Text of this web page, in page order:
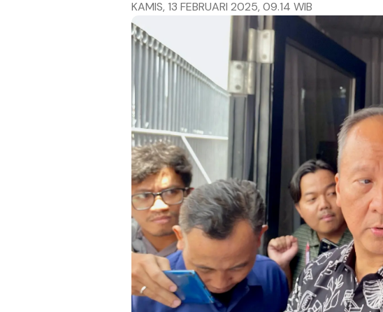
KAMIS, 13 FEBRUARI 2025, 09.14 WIB